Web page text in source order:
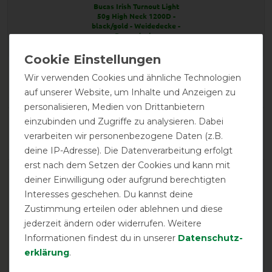
Bucas Irish Turnout Light
50g High Neck 1200D -
black/gold - Weidedecke -
Regendecke
37
Product Rating
4.9/5
product experience
calculated from 37 customer reviews
Positive
Wir verwenden Cookies und ähnliche Technologien
auf unserer Website, um Inhalte und Anzeigen zu
personalisieren, Medien von Drittanbietern
einzubinden und Zugriffe zu analysieren. Dabei
verarbeiten wir personenbezogene Daten (z.B.
deine IP-Adresse). Die Datenverarbeitung erfolgt
erst nach dem Setzen der Cookies und kann mit
deiner Einwilligung oder aufgrund berechtigten
Interesses geschehen. Du kannst deine
Zustimmung erteilen oder ablehnen und diese
jederzeit ändern oder widerrufen. Weitere
Informationen findest du in unserer Daten­schutz­
erklärung.